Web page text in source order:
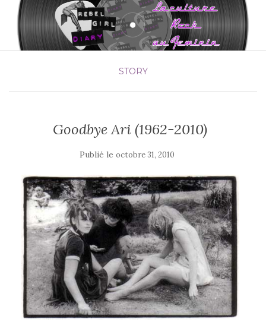
STORY
Goodbye Ari (1962-2010)
Publié le octobre 31, 2010